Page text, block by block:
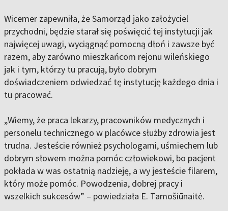
Wicemer zapewniła, że Samorząd jako założyciel
przychodni, będzie starał się poświęcić tej instytucji jak
najwięcej uwagi, wyciągnąć pomocną dłoń i zawsze być
razem, aby zarówno mieszkańcom rejonu wileńskiego
jak i tym, którzy tu pracują, było dobrym
doświadczeniem odwiedzać tę instytucję każdego dnia i
tu pracować.
„Wiemy, że praca lekarzy, pracowników medycznych i
personelu technicznego w placówce służby zdrowia jest
trudna. Jesteście również psychologami, uśmiechem lub
dobrym słowem można pomóc człowiekowi, bo pacjent
pokłada w was ostatnią nadzieję, a wy jesteście filarem,
który może pomóc. Powodzenia, dobrej pracy i
wszelkich sukcesów” – powiedziała E. Tamošiūnaitė.